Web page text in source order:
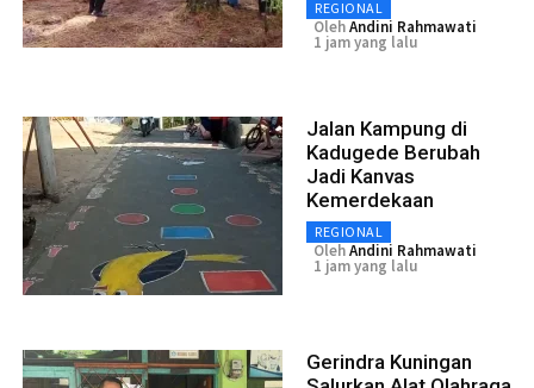
REGIONAL
OlehAndini Rahmawati
1 jam yang lalu
Jalan Kampung di
Kadugede Berubah
Jadi Kanvas
Kemerdekaan
REGIONAL
OlehAndini Rahmawati
1 jam yang lalu
Gerindra Kuningan